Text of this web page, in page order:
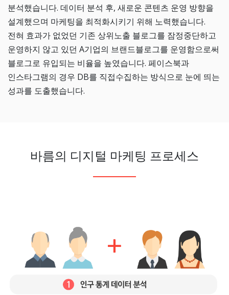
분석했습니다. 데이터 분석 후, 새로운 콘텐츠 운영 방향을
설계했으며 마케팅을 최적화시키기 위해 노력했습니다.
전혀 효과가 없었던 기존 상위노출 블로그를 잠정중단하고
운영하지 않고 있던 A기업의 브랜드블로그를 운영함으로써
블로그로 유입되는 비율을 높였습니다. 페이스북과
인스타그램의 경우 DB를 직접수집하는 방식으로 눈에 띄는
성과를 도출했습니다.
바름의 디지털 마케팅 프로세스